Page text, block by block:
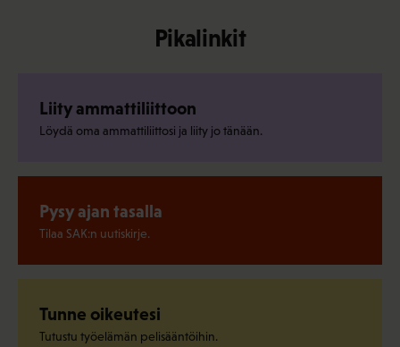
Pikalinkit
Liity ammattiliittoon
Löydä oma ammattiliittosi ja liity jo tänään.
Pysy ajan tasalla
Tilaa SAK:n uutiskirje.
Tunne oikeutesi
Tutustu työelämän pelisääntöihin.